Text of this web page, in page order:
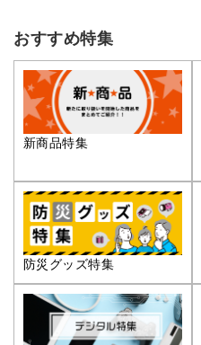
おすすめ特集
新商品特集
防災グッズ特集